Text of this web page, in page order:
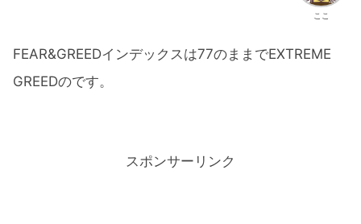
ここ
FEAR&GREEDインデックスは77のままでEXTREME
GREEDのです。
スポンサーリンク